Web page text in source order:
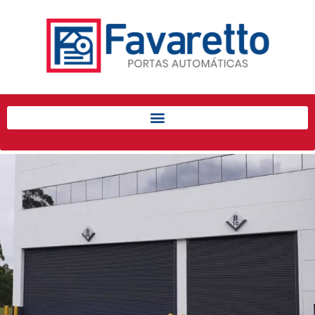
Início
Produtos
Porta de Enrolar Automática
Automatizadores
Acessórios Para Portas de
Enrolar
Pintura eletrostática
Portfólio
Contato